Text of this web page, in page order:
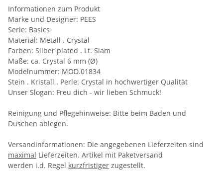
Informationen zum Produkt
Marke und Designer: PEES
Serie: Basics
Material: Metall . Crystal
Farben: Silber plated . Lt. Siam
Maße: ca. Crystal 6 mm (Ø)
Modelnummer: MOD.01834
Stein . Kristall . Perle: Crystal in hochwertiger Qualität
Unser Slogan: Freu dich - wir lieben Schmuck!
Reinigung und Pflegehinweise: Bitte beim Baden und
Duschen ablegen.
Versandinformationen: Die angegebenen Lieferzeiten sind
maximal Lieferzeiten. Artikel mit Paketversand
werden i.d. Regel kurzfristiger zugestellt.